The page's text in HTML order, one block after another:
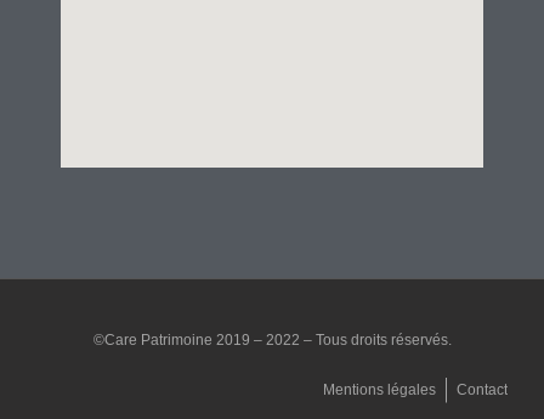
©Care Patrimoine 2019 – 2022 – Tous droits réservés.
Mentions légales Contact